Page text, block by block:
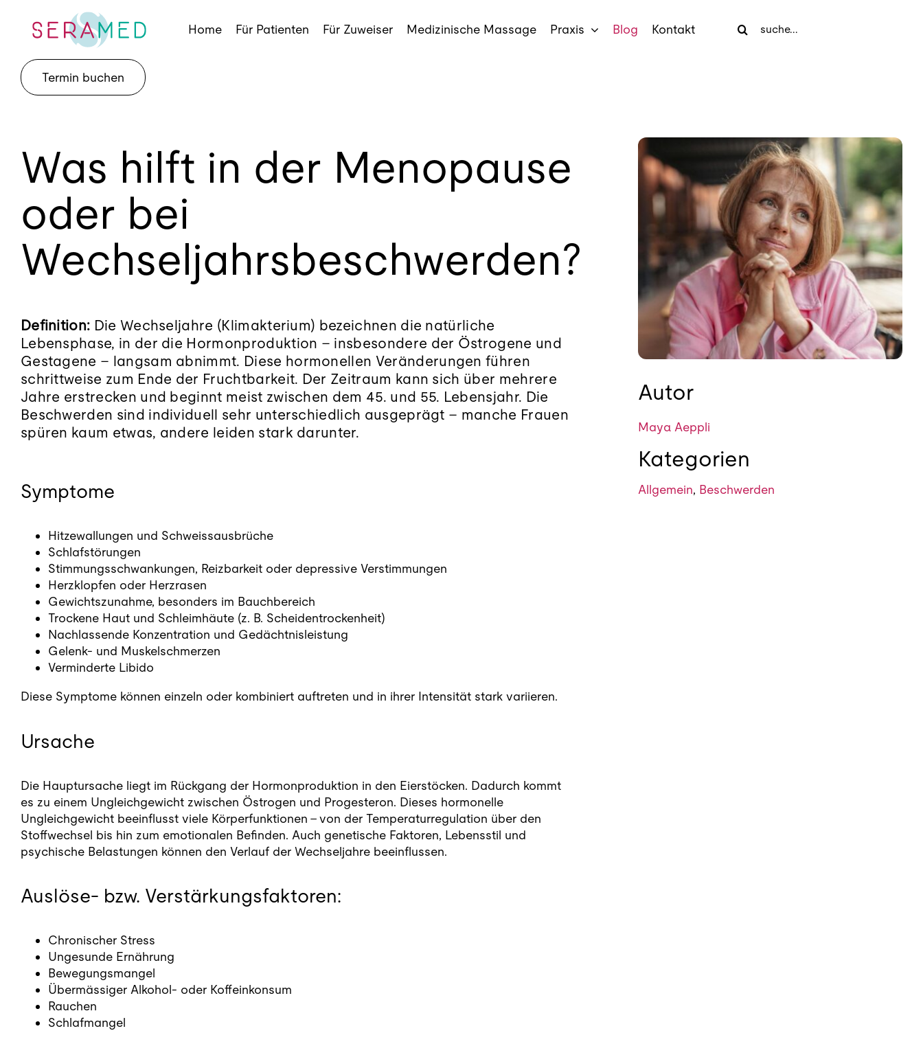
content
Home Für Patienten Für Zuweiser Medizinische Massage Praxis Blog Kontakt
for:
Termin buchen
Was hilft in der Menopause
oder bei
Wechseljahrsbeschwerden?
Definition: Die Wechseljahre (Klimakterium) bezeichnen die natürliche
Lebensphase, in der die Hormonproduktion – insbesondere der Östrogene und
Gestagene – langsam abnimmt. Diese hormonellen Veränderungen führen
schrittweise zum Ende der Fruchtbarkeit. Der Zeitraum kann sich über mehrere
Jahre erstrecken und beginnt meist zwischen dem 45. und 55. Lebensjahr. Die
Beschwerden sind individuell sehr unterschiedlich ausgeprägt – manche Frauen
spüren kaum etwas, andere leiden stark darunter.
Symptome
Hitzewallungen und Schweissausbrüche
Schlafstörungen
Stimmungsschwankungen, Reizbarkeit oder depressive Verstimmungen
Herzklopfen oder Herzrasen
Gewichtszunahme, besonders im Bauchbereich
Trockene Haut und Schleimhäute (z. B. Scheidentrockenheit)
Nachlassende Konzentration und Gedächtnisleistung
Gelenk- und Muskelschmerzen
Verminderte Libido
Diese Symptome können einzeln oder kombiniert auftreten und in ihrer Intensität stark variieren.
Ursache
Die Hauptursache liegt im Rückgang der Hormonproduktion in den Eierstöcken. Dadurch kommt
es zu einem Ungleichgewicht zwischen Östrogen und Progesteron. Dieses hormonelle
Ungleichgewicht beeinflusst viele Körperfunktionen – von der Temperaturregulation über den
Stoffwechsel bis hin zum emotionalen Befinden. Auch genetische Faktoren, Lebensstil und
psychische Belastungen können den Verlauf der Wechseljahre beeinflussen.
Auslöse- bzw. Verstärkungsfaktoren:
Chronischer Stress
Ungesunde Ernährung
Bewegungsmangel
Übermässiger Alkohol- oder Koffeinkonsum
Rauchen
Schlafmangel
Autor
Maya Aeppli
Kategorien
Allgemein, Beschwerden